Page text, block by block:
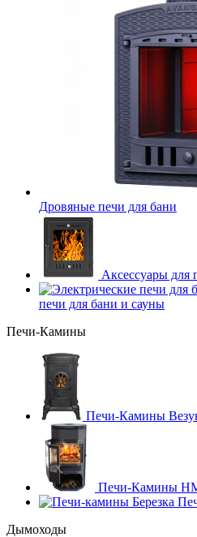
Дровяные печи для бани
Аксессуары для
печи для бани и сауны
Печи-Камины
Печи-Камины
Печи-Камины
Дымоходы